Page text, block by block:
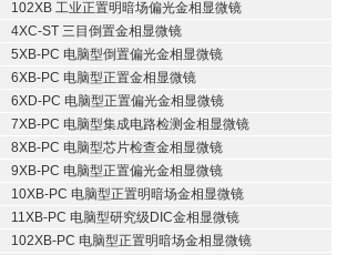
102XB 工业正置明暗场偏光金相显微镜
4XC-ST 三目倒置金相显微镜
5XB-PC 电脑型倒置偏光金相显微镜
6XB-PC 电脑型正置金相显微镜
6XD-PC 电脑型正置偏光金相显微镜
7XB-PC 电脑型集成电路检测金相显微镜
8XB-PC 电脑型芯片检查金相显微镜
9XB-PC 电脑型正置偏光金相显微镜
10XB-PC 电脑型正置明暗场金相显微镜
11XB-PC 电脑型研究级DIC金相显微镜
102XB-PC 电脑型正置明暗场金相显微镜